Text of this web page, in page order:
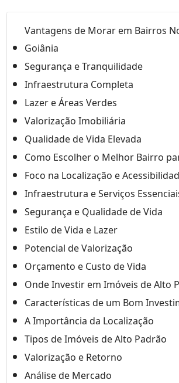
Vantagens de Morar em Bairros
Goiânia
Segurança e Tranquilidade
Infraestrutura Completa
Lazer e Áreas Verdes
Valorização Imobiliária
Qualidade de Vida Elevada
Como Escolher o Melhor Bairro
Foco na Localização e
Infraestrutura e Serviços
Segurança e Qualidade de Vida
Estilo de Vida e Lazer
Potencial de Valorização
Orçamento e Custo de Vida
Onde Investir em Imóveis de Alto
Características de um Bom
A Importância da Localização
Tipos de Imóveis de Alto Padrão
Valorização e Retorno
Análise de Mercado